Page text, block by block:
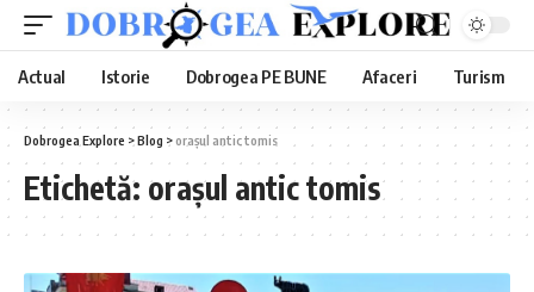
Actual Istorie Dobrogea PE BUNE Afaceri Turism
Dobrogea Explore >Blog > orașul antic tomis
Etichetă: orașul antic tomis